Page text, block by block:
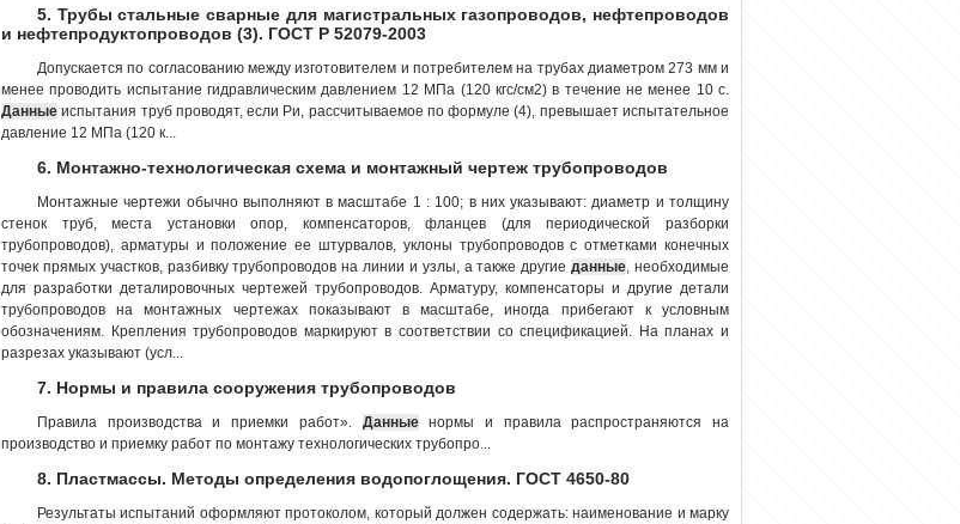
5. Трубы стальные сварные для магистральных газопроводов, нефтепроводов
и нефтепродуктопроводов (3). ГОСТ Р 52079-2003
Допускается по согласованию между изготовителем и потребителем на трубах диаметром 273 мм и
менее проводить испытание гидравлическим давлением 12 МПа (120 кгс/см2) в течение не менее 10 с.
Данные испытания труб проводят, если Ри, рассчитываемое по формуле (4), превышает испытательное
давление 12 МПа (120 к...
6. Монтажно-технологическая схема и монтажный чертеж трубопроводов
Монтажные чертежи обычно выполняют в масштабе 1 : 100; в них указывают: диаметр и толщину
стенок труб, места установки опор, компенсаторов, фланцев (для периодической разборки
трубопроводов), арматуры и положение ее штурвалов, уклоны трубопроводов с отметками конечных
точек прямых участков, разбивку трубопроводов на линии и узлы, а также другиеданные, необходимые
для разработки деталировочных чертежей трубопроводов. Арматуру, компенсаторы и другие детали
трубопроводов на монтажных чертежах показывают в масштабе, иногда прибегают к условным
обозначениям. Крепления трубопроводов маркируют в соответствии со спецификацией. На планах и
разрезах указывают (усл...
7. Нормы и правила сооружения трубопроводов
Правила производства и приемки работ». Данныенормы и правила распространяются на
производство и приемку работ по монтажу технологических трубопро...
8. Пластмассы. Методы определения водопоглощения. ГОСТ 4650-80
Результаты испытаний оформляют протоколом, который должен содержать: наименование и марку